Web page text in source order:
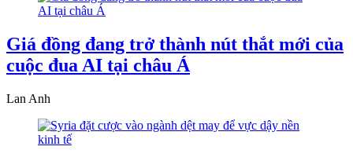
Giá đồng đang trở thành nút thắt mới của
cuộc đua AI tại châu Á
Lan Anh